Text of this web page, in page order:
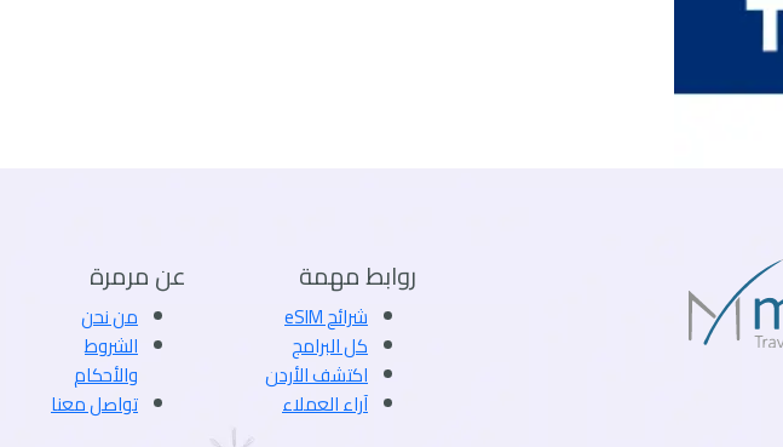
روابط مهمة
شرائح eSIM
كل البرامج
اكتشف الأردن
آراء العملاء
عن مرمرة
من نحن
الشروط
والأحكام
تواصل معنا